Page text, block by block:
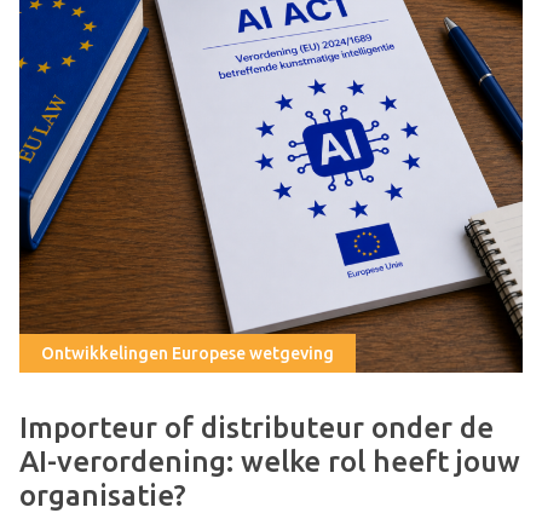
Ontwikkelingen Europese wetgeving
Importeur of distributeur onder de
AI-verordening: welke rol heeft jouw
organisatie?